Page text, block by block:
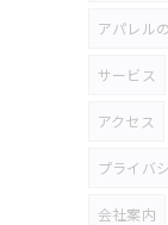
アパレル
サービス
アクセス
プライバ
会社案内